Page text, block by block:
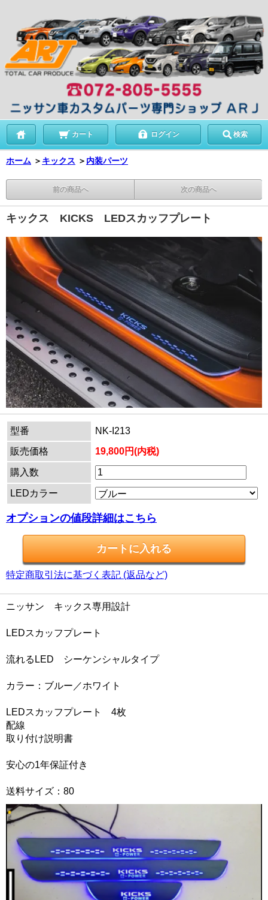
カート ログイン 検索
ホーム ＞ キックス ＞ 内装パーツ
前の商品へ 次の商品へ
キックス KICKS LEDスカッフプレート
型番
NK-I213
販売価格
19,800円(内税)
購入数
LEDカラー
オプションの値段詳細はこちら
特定商取引法に基づく表記 (返品など)
ニッサン キックス専用設計
LEDスカッフプレート
流れるLED シーケンシャルタイプ
カラー：ブルー／ホワイト
LEDスカッフプレート 4枚
配線
取り付け説明書
安心の1年保証付き
送料サイズ：80